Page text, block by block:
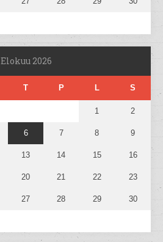
Elokuu 2026
T P L S
1 2
6 7 8 9
13 14 15 16
20 21 22 23
27 28 29 30